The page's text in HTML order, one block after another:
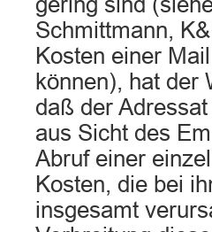
Schmittmann,
Kosten einer
können), hat der
daß der
aus Sicht des
Abruf einer
Kosten, die bei
insgesamt